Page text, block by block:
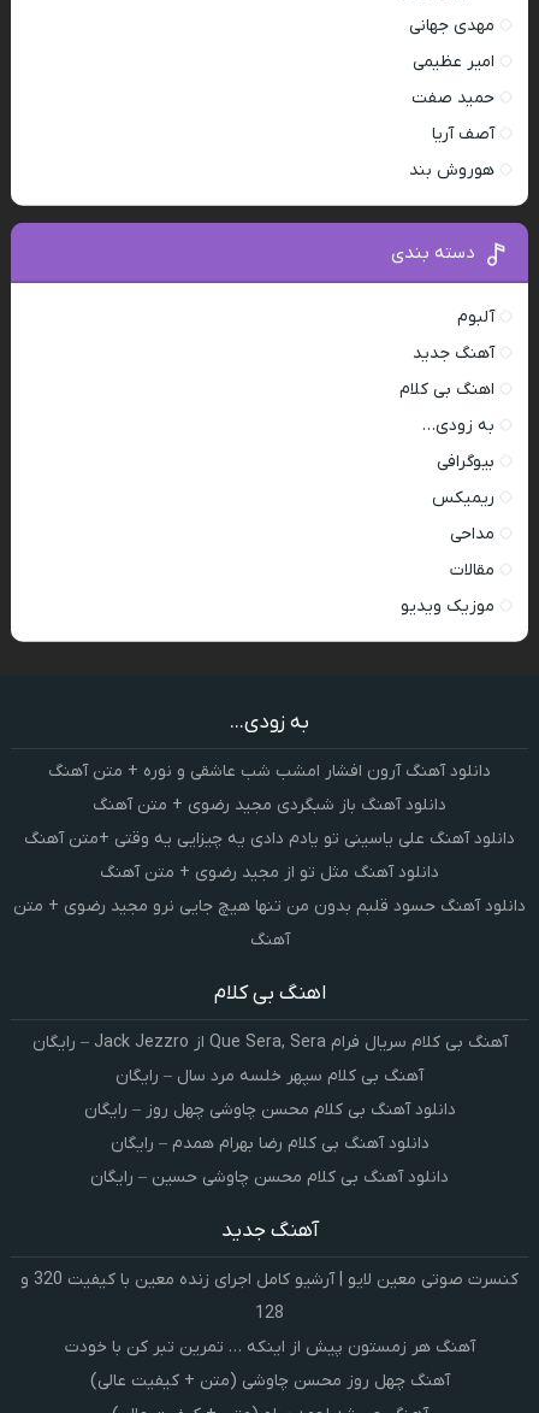
مهدی جهانی
امیر عظیمی
حمید صفت
آصف آریا
هوروش بند
دسته بندی
آلبوم
آهنگ جدید
اهنگ بی کلام
به زودی…
بیوگرافی
ریمیکس
مداحی
مقالات
موزیک ویدیو
به زودی...
دانلود آهنگ آرون افشار امشب شب عاشقی و نوره + متن آهنگ
دانلود آهنگ باز شبگردی مجید رضوی + متن آهنگ
دانلود آهنگ علی یاسینی تو یادم دادی یه چیزایی یه وقتی +متن آهنگ
دانلود آهنگ مثل تو از مجید رضوی + متن آهنگ
دانلود آهنگ حسود قلبم بدون من تنها هیچ جایی نرو مجید رضوی + متن
آهنگ
اهنگ بی کلام
آهنگ بی کلام سریال فرام Que Sera, Sera از Jack Jezzro – رایگان
آهنگ بی کلام سپهر خلسه مرد سال – رایگان
دانلود آهنگ بی کلام محسن چاوشی چهل روز – رایگان
دانلود آهنگ بی کلام رضا بهرام همدم – رایگان
دانلود آهنگ بی کلام محسن چاوشی حسین – رایگان
آهنگ جدید
کنسرت صوتی معین لایو | آرشیو کامل اجرای زنده معین با کیفیت 320 و
128
آهنگ هر زمستون پیش از اینکه … تمرین تبر کن با خودت
آهنگ چهل روز محسن چاوشی (متن + کیفیت عالی)